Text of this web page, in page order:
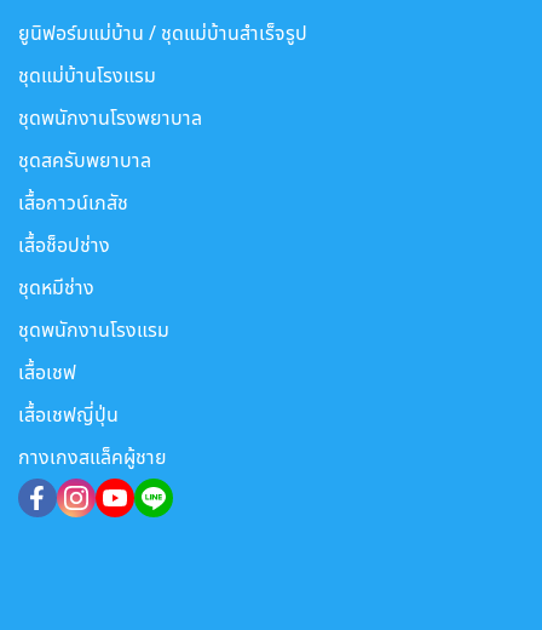
ยูนิฟอร์มแม่บ้าน / ชุดแม่บ้านสำเร็จรูป
ชุดแม่บ้านโรงแรม
ชุดพนักงานโรงพยาบาล
ชุดสครับพยาบาล
เสื้อกาวน์เภสัช
เสื้อช็อปช่าง
ชุดหมีช่าง
ชุดพนักงานโรงแรม
เสื้อเชฟ
เสื้อเชฟญี่ปุ่น
กางเกงสแล็คผู้ชาย